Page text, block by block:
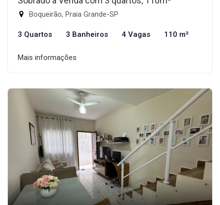
Boqueirão, Praia Grande-SP
3 Quartos 3 Banheiros 4 Vagas 110 m²
Mais informações